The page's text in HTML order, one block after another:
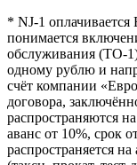
* NJ-1
понимается
обслуживания (ТО-
одному рублю и
счёт компании
договора,
распространяются
аванс от 10%, срок
распространяется